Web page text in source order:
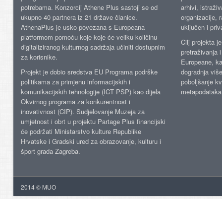
potrebama. Konzorcij Athene Plus sastoji se od
ukupno 40 partnera iz 21 države članice.
AthenaPlus je usko povezana s Europeana
platformom pomoću koje koje će veliku količinu
digitaliziranog kulturnog sadržaja učiniti dostupnim
za korisnike.
Projekt je dobio sredstva EU Programa podrške
politikama za primjenu informacijskih i
komunikacijskih tehnologije (ICT PSP) kao dijela
Okvirnog programa za konkurentnost i
inovativnost (CIP). Sudjelovanje Muzeja za
umjetnost i obrt u projektu Partage Plus financijski
će podržati Ministarstvo kulture Republike
Hrvatske i Gradski ured za obrazovanje, kulturu i
šport grada Zagreba.
arhivi,
organizacije,
uključen i
Cilj projekta
pretraživanja
Europeane,
dogradnja
poboljšanje
2014 © MUO